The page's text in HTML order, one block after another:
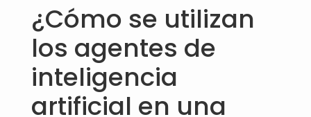
¿Cómo se utilizan
los agentes de
inteligencia
artificial en una